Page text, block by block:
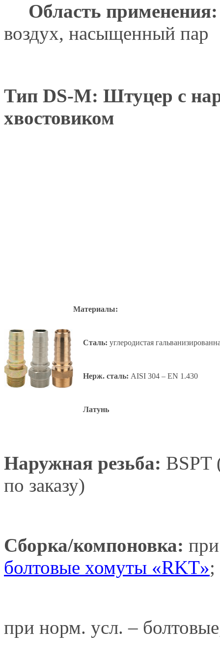
Область применения:
воздух, насыщенный пар
Тип DS-M: Штуцер с
хвостовиком
Материалы:
Сталь: углеродистая
Нерж. сталь: AISI 304 – EN 1.430
Латунь
Наружная резьба: BSPT
по заказу)
Сборка/компоновка:
болтовые хомуты «RKT»;
при норм. усл. –